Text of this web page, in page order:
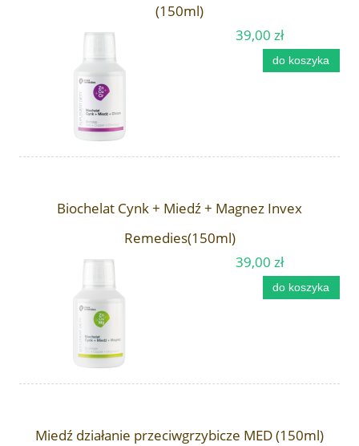
(150ml)
39,00 zł
do koszyka
Biochelat Cynk + Miedź + Magnez Invex
Remedies(150ml)
39,00 zł
do koszyka
Miedź działanie przeciwgrzybicze MED (150ml)